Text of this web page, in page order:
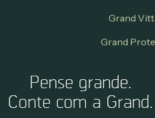
Grand
Grand
Pense grande.
Conte com a Grand.